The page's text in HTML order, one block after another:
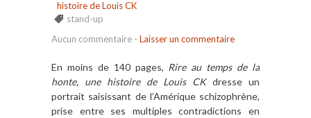
histoire de Louis CK
stand-up
Aucun commentaire - Laisser un commentaire
En moins de 140 pages, Rire au temps de la
honte, une histoire de Louis CKdresse un
portrait saisissant de l’Amérique schizophrène,
prise entre ses multiples contradictions en